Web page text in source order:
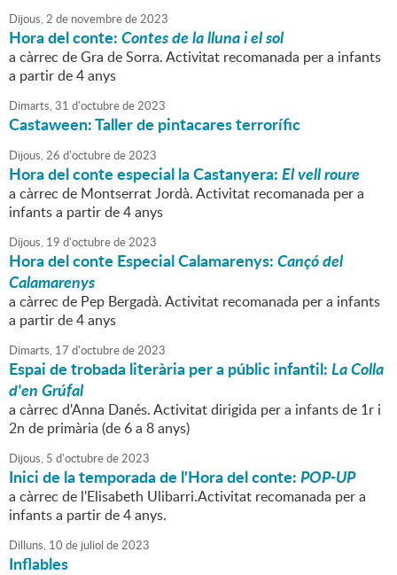
Dijous,2 de novembrede2023
Hora del conte:Contes de la lluna i el sol
a càrrec de Gra de Sorra. Activitat recomanada per a infants
a partir de 4 anys
Dimarts,31 d'octubrede2023
Castaween: Taller de pintacares terrorífic
Dijous,26 d'octubrede2023
Hora del conte especial la Castanyera:El vell roure
a càrrec de Montserrat Jordà. Activitat recomanada per a
infants a partir de 4 anys
Dijous, 19 d'octubrede2023
Hora del conte Especial Calamarenys:Cançó del
Calamarenys
a càrrec de Pep Bergadà. Activitat recomanada per a infants
a partir de 4 anys
Dimarts, 17 d'octubrede2023
Espai de trobada literària per a públic infantil:La Colla
d'en Grúfal
a càrrec d'Anna Danés. Activitat dirigida per a infants de 1r i
2n de primària (de 6 a 8 anys)
Dijous, 5 d'octubrede2023
Inici de la temporada de l'Hora del conte:POP-UP
a càrrec de l'Elisabeth Ulibarri.Activitat recomanada per a
infants a partir de 4 anys.
Dilluns, 10 de juliol de2023
Inflables